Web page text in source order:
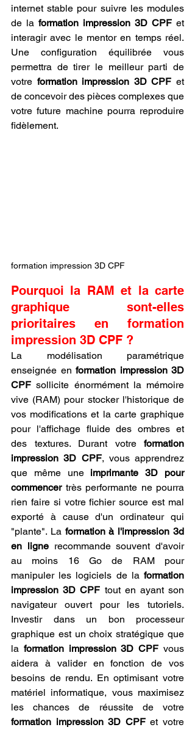
internet stable pour suivre les modules
de la formation impression 3D CPF et
interagir avec le mentor en temps réel.
Une configuration équilibrée vous
permettra de tirer le meilleur parti de
votre formation impression 3D CPF et
de concevoir des pièces complexes que
votre future machine pourra reproduire
fidèlement.
formation impression 3D CPF
Pourquoi la RAM et la carte
graphique sont-elles
prioritaires en formation
impression 3D CPF ?
La modélisation paramétrique
enseignée en formation impression 3D
CPF sollicite énormément la mémoire
vive (RAM) pour stocker l'historique de
vos modifications et la carte graphique
pour l'affichage fluide des ombres et
des textures. Durant votre formation
impression 3D CPF, vous apprendrez
que même une imprimante 3D pour
commencer très performante ne pourra
rien faire si votre fichier source est mal
exporté à cause d'un ordinateur qui
"plante". La formation à l'impression 3d
en ligne recommande souvent d'avoir
au moins 16 Go de RAM pour
manipuler les logiciels de la formation
impression 3D CPF tout en ayant son
navigateur ouvert pour les tutoriels.
Investir dans un bon processeur
graphique est un choix stratégique que
la formation impression 3D CPF vous
aidera à valider en fonction de vos
besoins de rendu. En optimisant votre
matériel informatique, vous maximisez
formation impression 3D CPF et votre